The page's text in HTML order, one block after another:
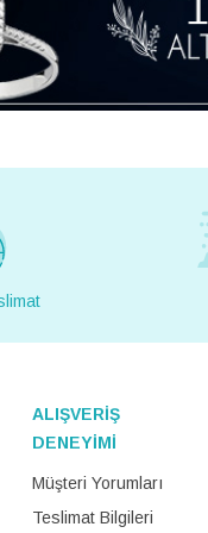
ALIŞVERİŞ
DENEYİMİ
Müşteri Yorumları
Teslimat Bilgileri